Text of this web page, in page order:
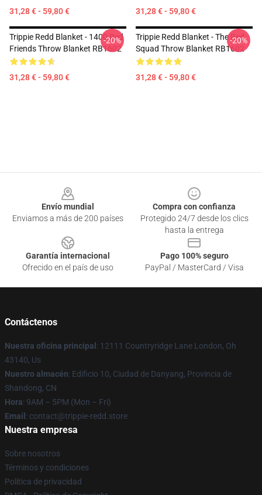
31,28 € - 59,80 € 31,28 € - 59,80 €
Trippie Redd Blanket - 1400 Red
Friends Throw Blanket RB1602
31,28 € - 59,80 €
-20%
Trippie Redd Blanket - The Red
Squad Throw Blanket RB1602
31,28 € - 59,80 €
-20%
Envío mundial
Enviamos a más de 200 países
Compra con confianza
Protegido 24/7 desde los clics
hasta la entrega
Garantía internacional
Ofrecido en el país de uso
Pago 100% seguro
PayPal / MasterCard / Visa
Contáctenos
Nuestra oficina principal : 12111 Countryridge Lane London, Oh
43140, Us
Nuestro almacén: Edificio 10, Ciudad de Danyang, Provincia de
Shandong, CN
Hora: 9AM – 5PM (Mon – Fri)
Email : contact@trippie-redd.store
Nuestra empresa
Sobre nosotros
Términos y condiciones
Política de privacidad